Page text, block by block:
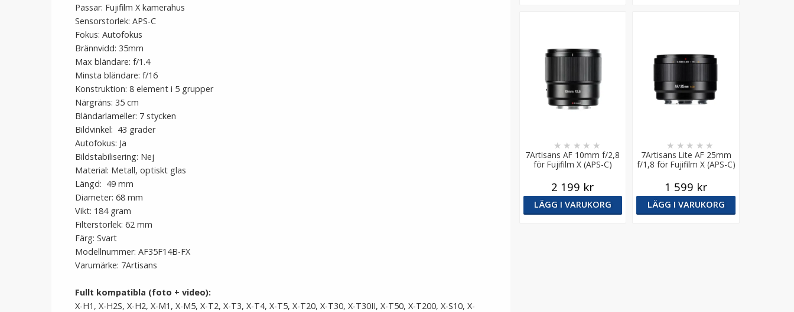
Passar: Fujifilm X kamerahus
Sensorstorlek: APS-C
Fokus: Autofokus
Brännvidd: 35mm
Max bländare: f/1.4
Minsta bländare: f/16
Konstruktion: 8 element i 5 grupper
Närgräns: 35 cm
Bländarlameller: 7 stycken
Bildvinkel: 43 grader
Autofokus: Ja
Bildstabilisering: Nej
Material: Metall, optiskt glas
Längd: 49 mm
Diameter: 68 mm
Vikt: 184 gram
Filterstorlek: 62 mm
Färg: Svart
Modellnummer: AF35F14B-FX
Varumärke: 7Artisans
Fullt kompatibla (foto + video):
X-H1, X-H2S, X-H2, X-M1, X-M5, X-T2, X-T3, X-T4, X-T5, X-T20, X-T30, X-T30II, X-T50, X-T200, X-S10, X-
7Artisans AF 10mm f/2,8
för Fujifilm X (APS-C)
★ ★ ★ ★ ★
2 199 kr
LÄGG I VARUKORG
7Artisans Lite AF 25mm
f/1,8 för Fujifilm X (APS-C)
★ ★ ★ ★ ★
1 599 kr
LÄGG I VARUKORG